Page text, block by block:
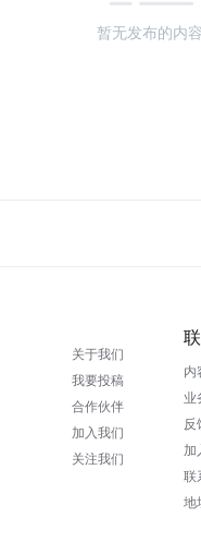
暂无发布的内容
关于我们
我要投稿
合作伙伴
加入我们
关注我们
内
业
反
加
联
地